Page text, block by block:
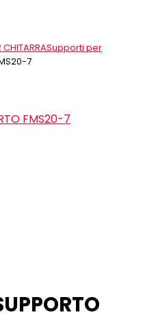
CHITARRASupporti per
7